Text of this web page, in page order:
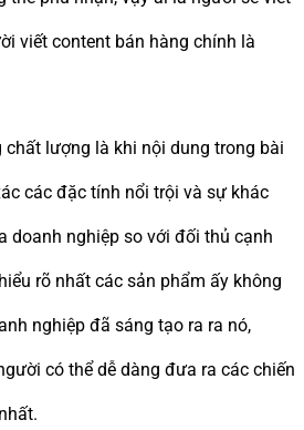
viết content bán hàng chính là
chất lượng là khi nội dung trong bài
các đặc tính nổi trội và sự khác
doanh nghiệp so với đối thủ cạnh
rõ nhất các sản phẩm ấy không
nghiệp đã sáng tạo ra ra nó,
có thể dễ dàng đưa ra các chiến